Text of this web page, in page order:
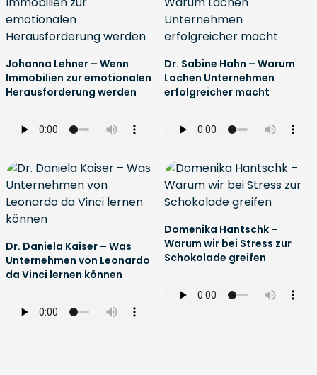
Johanna Lehner – Wenn
Immobilien zur emotionalen
Herausforderung werden
Dr. Sabine Hahn – Warum
Lachen Unternehmen
erfolgreicher macht
Dr. Daniela Kaiser – Was
Unternehmen von Leonardo
da Vinci lernen können
Domenika Hantschk –
Warum wir bei Stress zur
Schokolade greifen